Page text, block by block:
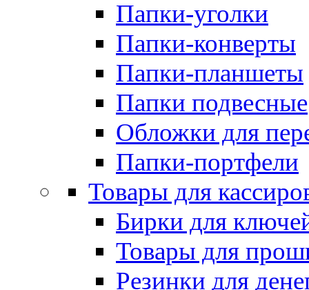
Папки-уголки
Папки-конверты
Папки-планшеты
Папки подвесные
Обложки для
Папки-портфели
Товары для
Бирки для
Товары для
Резинки для